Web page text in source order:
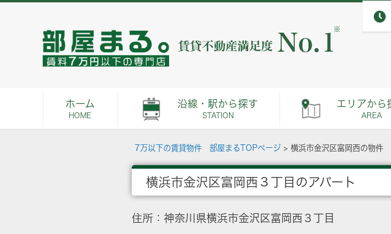
※
ホーム
HOME
沿線・駅から探す
STATION
エリアから
AREA
7万以下の賃貸物件 部屋まるTOPページ > 横浜市金沢区富岡西の物件
横浜市金沢区富岡西３丁目のアパート
住所：神奈川県横浜市金沢区富岡西３丁目